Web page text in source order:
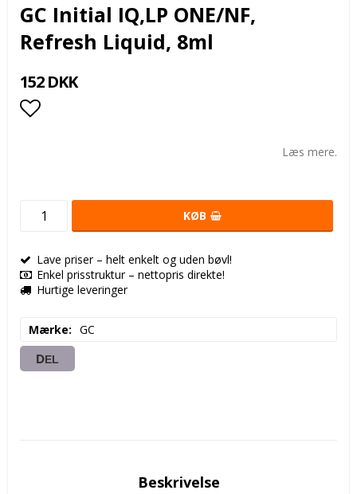
GC Initial IQ,LP ONE/NF,
Refresh Liquid, 8ml
152 DKK
Læs mere.
KØB
Lave priser – helt enkelt og uden bøvl!
Enkel prisstruktur – nettopris direkte!
Hurtige leveringer
Mærke GC
DEL
Beskrivelse